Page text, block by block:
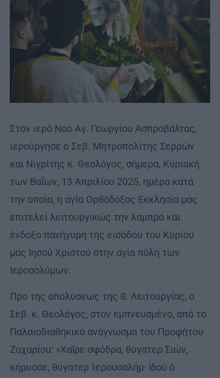
Στον ιερό Ναό Αγ. Γεωργίου Ασπροβάλτας,
ιερούργησε ο Σεβ. Μητροπολίτης Σερρών
και Νιγρίτης κ. Θεολόγος, σήμερα, Κυριακή
των Βαΐων, 13 Απριλίου 2025, ημέρα κατά
την οποία, η αγία Ορθόδοξος Εκκλησία μας
επιτελεί λειτουργικώς την λαμπρά και
ένδοξο πανήγυρη της εισόδου του Κυρίου
μας Ιησού Χριστού στην αγία πόλη των
Ιεροσολύμων.
Προ της απολύσεως της θ. Λειτουργίας, ο
Σεβ. κ. Θεολόγος, στον εμπνευσμένο, από το
Παλαιοδιαθηκικό ανάγνωσμα του Προφήτου
Ζαχαρίου: «Χαῖρε σφόδρα, θύγατερ Σιών,
κήρυσσε, θύγατερ Ἱερουσαλήμ· ἰδοὺ ὁ